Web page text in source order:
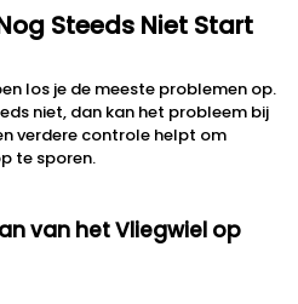
Steeds Niet Start
los je de meeste problemen op.
niet, dan kan het probleem bij
verdere controle helpt om
te sporen.
van het Vliegwiel op